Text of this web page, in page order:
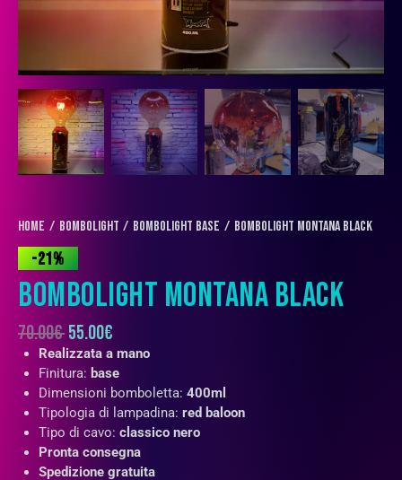
Home BOMBOLIGHT BomboLight Base BomboLight Montana BLACK
-21%
BOMBOLIGHT MONTANA BLACK
70.00€55.00€
Realizzata a mano
Finitura: base
Dimensioni bomboletta: 400ml
Tipologia di lampadina: red baloon
Tipo di cavo: classico nero
Pronta consegna
Spedizione gratuita